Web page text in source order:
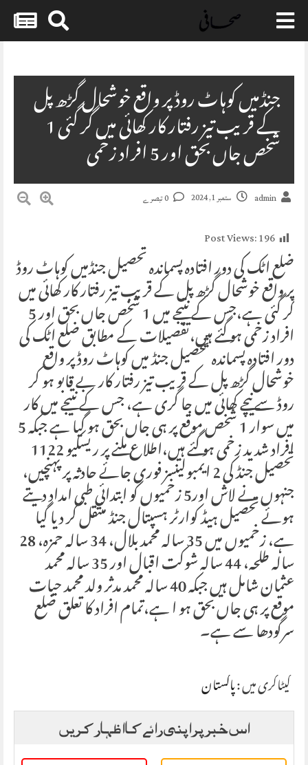
Skip
جنڈمیں کوہاٹ روڈ پر واقع خوشحال گڑھ پل
کے قریب تیز رفتار کار کھائی میں گر گئی 1 شخص جاں بحق اور 5 افراد زخمی
admin ستمبر 1, 2024
Post Views:196
ضلع اٹک کی دور افتادہ پسماندہ تحصیل جنڈمیں کوہاٹ روڈ
پر واقع خوشحال گڑھ پل کے قریب تیز رفتار کار کھائی میں
گر گئی ہے،جس کے نتیجے میں 1 شخص جاں بحق اور 5
افراد زخمی ہو گئے ہیں،تفصیلات کے مطابق ضلع اٹک کی
دور افتادہ پسماندہ تحصیل جنڈ میں کوہاٹ روڈ پر واقع
خوشحال گڑھ پل کے قریب تیز رفتار کار بے قابو ہو کر
روڈ سے نیچے کھائی میں جا گری ہے، جس کے نتیجے میں کارمیں سوار 1 شخص موقع پر ہی جاں بحق ہو گیا ہے جبکہ 5افراد شدید زخمی ہو گئے ہیں،اطلاع ملنے پر ریسکیو 1122
تحصیل جنڈ کی 2 ایمبولینسز فوری جائے حادثہ پر پہنچیں،
جنہوں نے لاش اور5 زخمیوں کو ابتدائی طبی امداد دیتے
ہوئے تحصیل ہیڈ کوارٹر ہسپتال جنڈ منتقل کر دیا گیاہے، زخمیوں میں 35 سالہ محمد بلال، 34 سالہ حمزہ، 28 سالہ طلحہ، 44 سالہ شوکت اقبال اور 35 سالہ محمد
عثمان شامل ہیں جبکہ 40 سالہ محمد مدثر ولد محمد حیات
موقع پر ہی جاں بحق ہو ا ہے،تمام افراد کا تعلق ضلع
سرگودھا سے ہے۔
کیٹاگری میں :پاکستان
اس خبر پر اپنی رائے کا اظہار کریں